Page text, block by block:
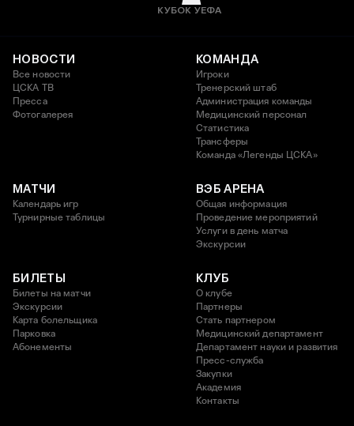
КУБОК УЕФА
НОВОСТИ
Все новости
ЦСКА ТВ
Пресса
Фотогалерея
КОМАНДА
Игроки
Тренерский штаб
Администрация команды
Медицинский персонал
Статистика
Трансферы
Команда «Легенды ЦСКА»
МАТЧИ
Календарь игр
Турнирные таблицы
ВЭБ АРЕНА
Общая информация
Проведение мероприятий
Услуги в день матча
Экскурсии
БИЛЕТЫ
Билеты на матчи
Экскурсии
Карта болельщика
Парковка
Абонементы
КЛУБ
О клубе
Партнеры
Стать партнером
Медицинский департамент
Департамент науки и развития
Пресс-служба
Закупки
Академия
Контакты